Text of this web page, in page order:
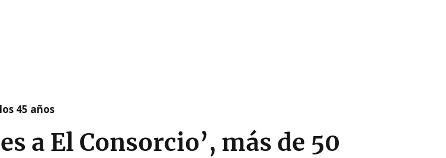
45 años
a El Consorcio’, más de 50